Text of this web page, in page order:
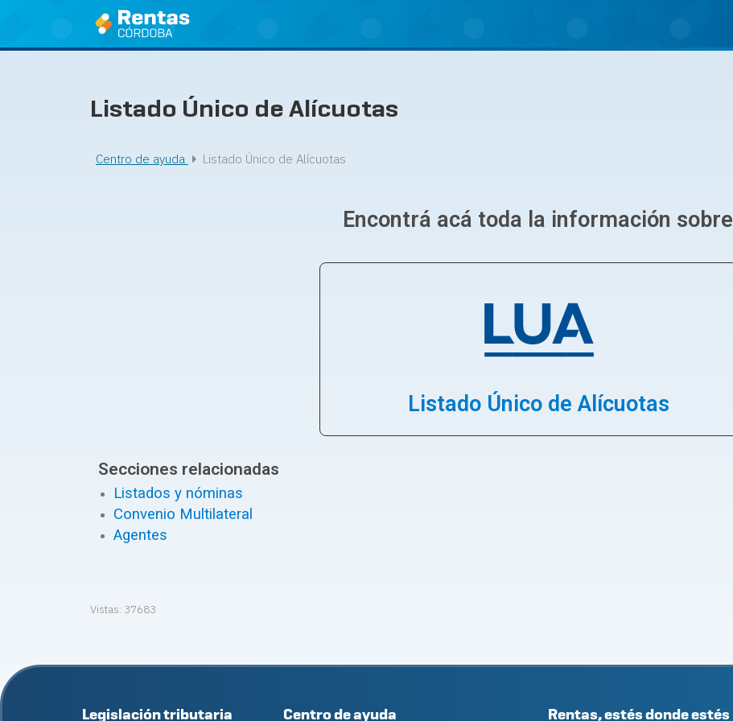
Listado Único de Alícuotas
Centro de ayuda Listado Único de Alícuotas
Encontrá acá toda la información sobre ​
Listado Único de Alícuotas
Secciones relacionadas
Listados y nóminas
Convenio Multilateral
Agentes
Vistas: 37683